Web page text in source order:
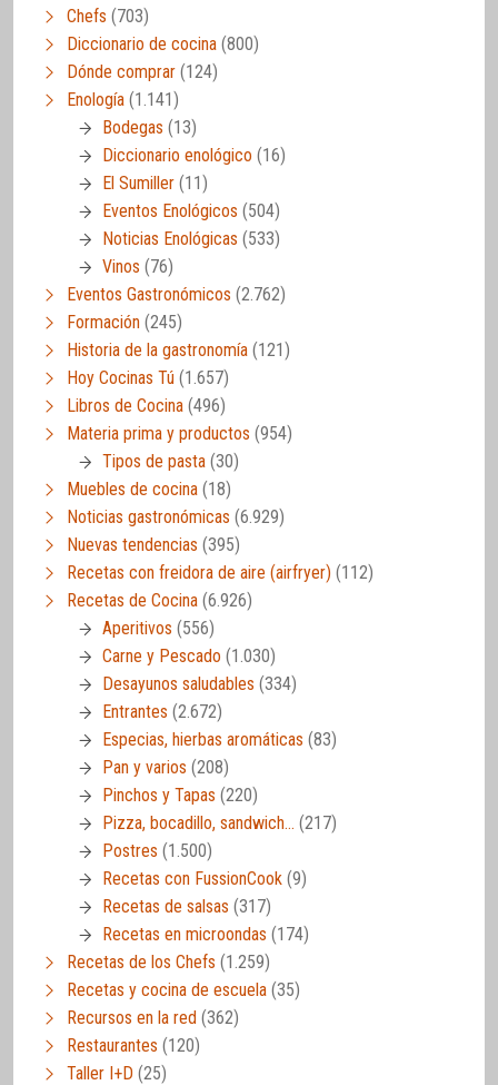
Chefs (703)
Diccionario de cocina (800)
Dónde comprar (124)
Enología (1.141)
Bodegas (13)
Diccionario enológico (16)
El Sumiller (11)
Eventos Enológicos (504)
Noticias Enológicas (533)
Vinos (76)
Eventos Gastronómicos (2.762)
Formación (245)
Historia de la gastronomía (121)
Hoy Cocinas Tú (1.657)
Libros de Cocina (496)
Materia prima y productos (954)
Tipos de pasta (30)
Muebles de cocina (18)
Noticias gastronómicas (6.929)
Nuevas tendencias (395)
Recetas con freidora de aire (airfryer) (112)
Recetas de Cocina (6.926)
Aperitivos (556)
Carne y Pescado (1.030)
Desayunos saludables (334)
Entrantes (2.672)
Especias, hierbas aromáticas (83)
Pan y varios (208)
Pinchos y Tapas (220)
Pizza, bocadillo, sandwich… (217)
Postres (1.500)
Recetas con FussionCook (9)
Recetas de salsas (317)
Recetas en microondas (174)
Recetas de los Chefs (1.259)
Recetas y cocina de escuela (35)
Recursos en la red (362)
Restaurantes (120)
Taller I+D (25)